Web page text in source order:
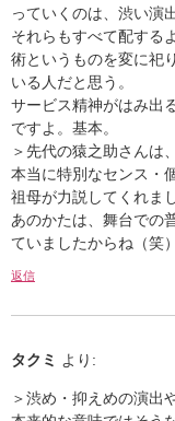
っていくのは、渋い演
それらもすべて配する
術というものを変に祀
いる人だと思う。
サービス精神がはみ出
ですよ。基本。
＞先代の猿之助さんは、
本当に特別なセンス・
祖母が力説してくれま
あのかたは、舞台での
ていましたからね（笑）
返信
タクミ より:
＞渋め・抑えめの演出